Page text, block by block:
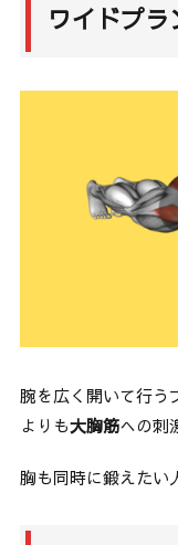
ワイドプラ
腕を広く開いて行う
よりも大胸筋への刺
胸も同時に鍛えたい